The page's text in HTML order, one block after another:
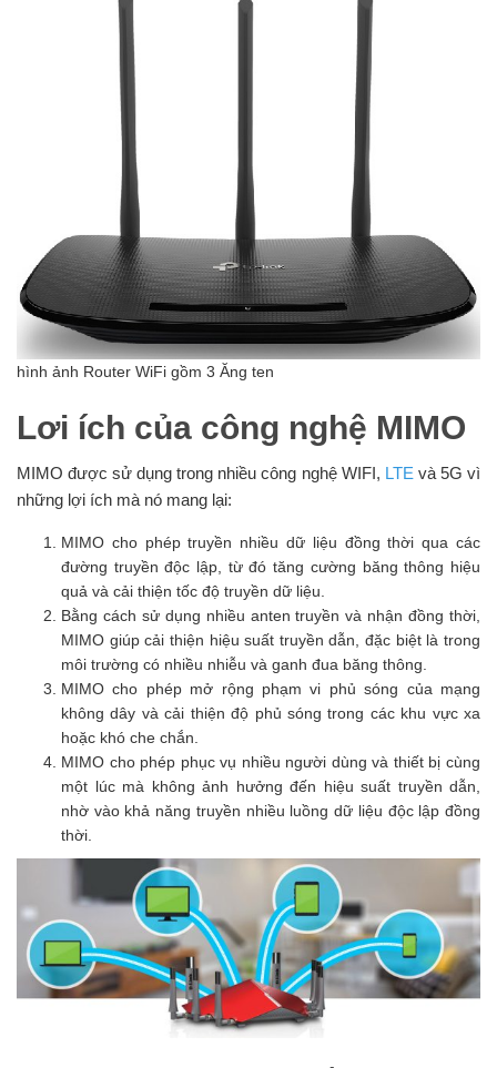
hình ảnh Router WiFi gồm 3 Ăng ten
Lơi ích của công nghệ MIMO
MIMO được sử dụng trong nhiều công nghệ WIFI, LTE và 5G vì
những lợi ích mà nó mang lại:
MIMO cho phép truyền nhiều dữ liệu đồng thời qua các
đường truyền độc lập, từ đó tăng cường băng thông hiệu
quả và cải thiện tốc độ truyền dữ liệu.
Bằng cách sử dụng nhiều anten truyền và nhận đồng thời,
MIMO giúp cải thiện hiệu suất truyền dẫn, đặc biệt là trong
môi trường có nhiều nhiễu và ganh đua băng thông.
MIMO cho phép mở rộng phạm vi phủ sóng của mạng
không dây và cải thiện độ phủ sóng trong các khu vực xa
hoặc khó che chắn.
MIMO cho phép phục vụ nhiều người dùng và thiết bị cùng
một lúc mà không ảnh hưởng đến hiệu suất truyền dẫn,
nhờ vào khả năng truyền nhiều luồng dữ liệu độc lập đồng
thời.